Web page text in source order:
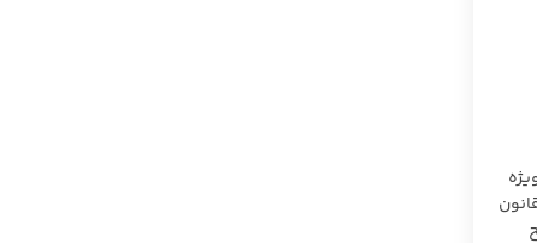
نظام به ویژه
سطح